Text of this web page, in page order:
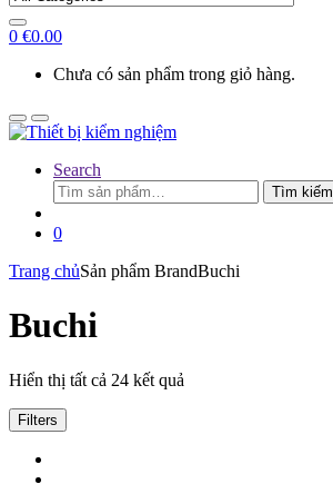
0 €0.00
Chưa có sản phẩm trong giỏ hàng.
Search
Tìm
kiếm:
Tìm kiếm
0
Trang chủSản phẩm BrandBuchi
Buchi
Hiển thị tất cả 24 kết quả
Filters